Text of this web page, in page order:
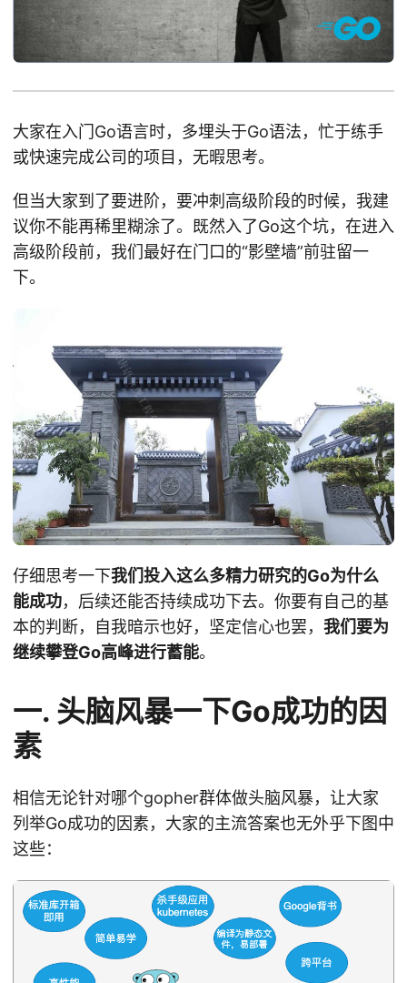
大家在入门Go语言时，多埋头于Go语法，忙于练手
或快速完成公司的项目，无暇思考。
但当大家到了要进阶，要冲刺高级阶段的时候，我建
议你不能再稀里糊涂了。既然入了Go这个坑，在进入
高级阶段前，我们最好在门口的“影壁墙”前驻留一
下。
仔细思考一下我们投入这么多精力研究的Go为什么
能成功，后续还能否持续成功下去。你要有自己的基
本的判断，自我暗示也好，坚定信心也罢， 我们要为
继续攀登Go高峰进行蓄能。
一. 头脑风暴一下Go成功的因
素
相信无论针对哪个gopher群体做头脑风暴，让大家
列举Go成功的因素，大家的主流答案也无外乎下图中
这些：